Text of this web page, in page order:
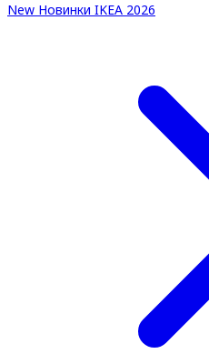
New Новинки IKEA 2026